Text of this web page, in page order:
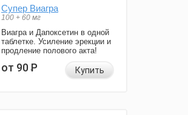
Супер Виагра
100 + 60 мг
Виагра и Дапоксетин в одной
таблетке. Усиление эрекции и
продление полового акта!
от 90Р Купить